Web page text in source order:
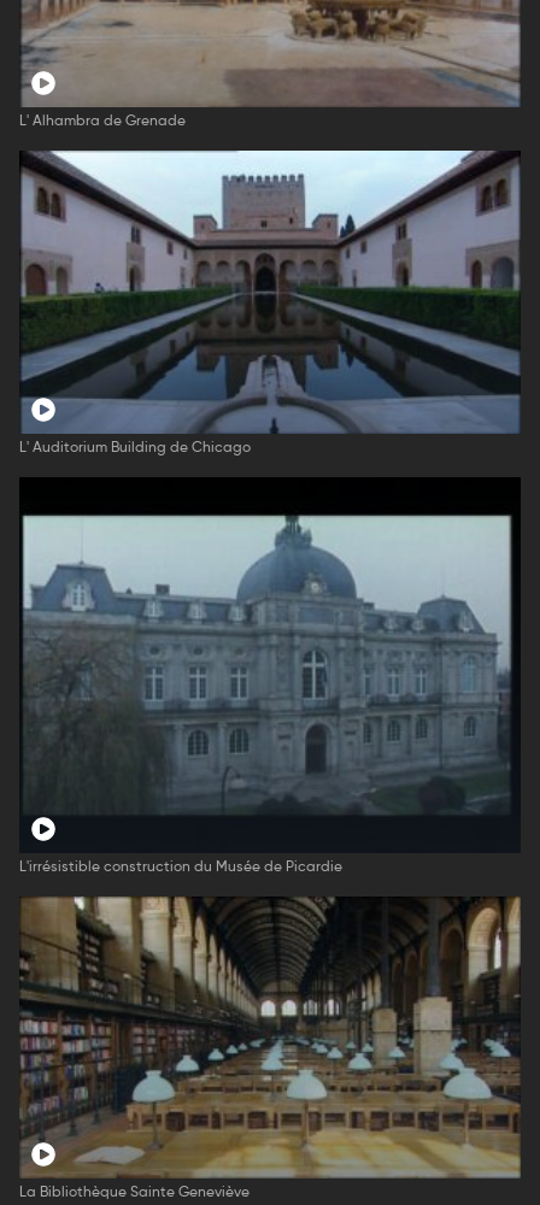
L' Alhambra de Grenade
L' Auditorium Building de Chicago
L'irrésistible construction du Musée de Picardie
La Bibliothèque Sainte Geneviève